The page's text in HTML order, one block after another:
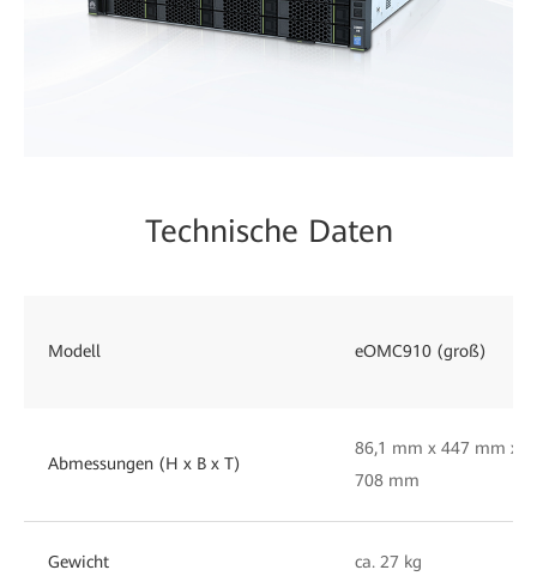
Technische Daten
Modell eOMC910 (groß)
Abmessungen (H x B x T)
86,1 mm x 447 mm x
708 mm
Gewicht ca. 27 kg